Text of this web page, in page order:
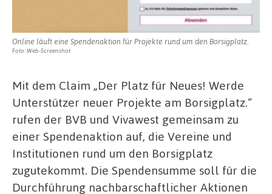
Online läuft eine Spendenaktion für Projekte rund um den Borsigplatz.
Foto: Web-Screenshot
Mit dem Claim „Der Platz für Neues! Werde
Unterstützer neuer Projekte am Borsigplatz.“
rufen der BVB und Vivawest gemeinsam zu
einer Spendenaktion auf, die Vereine und
Institutionen rund um den Borsigplatz
zugutekommt. Die Spendensumme soll für die
Durchführung nachbarschaftlicher Aktionen